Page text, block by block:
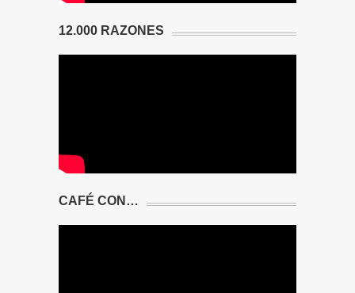
12.000 RAZONES
CAFÉ CON…